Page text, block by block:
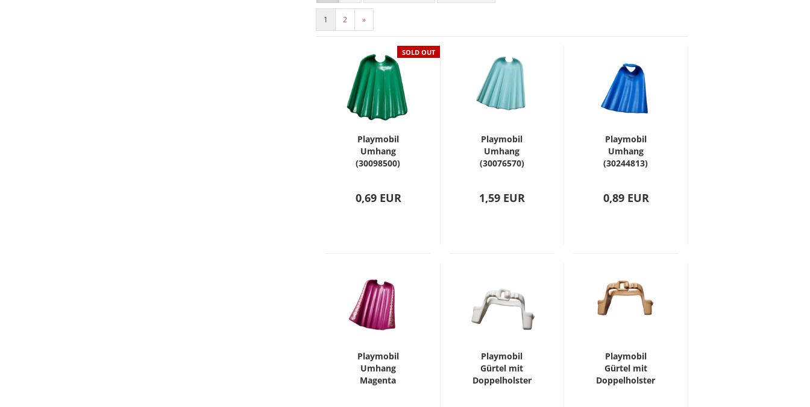
1 2 »
SOLD OUT
Playmobil
Umhang
(30098500)
0,69 EUR
Playmobil
Umhang
(30076570)
1,59 EUR
Playmobil
Umhang
(30244813)
0,89 EUR
Playmobil
Umhang
Magenta
Playmobil
Gürtel mit
Doppelholster
Playmobil
Gürtel mit
Doppelholster